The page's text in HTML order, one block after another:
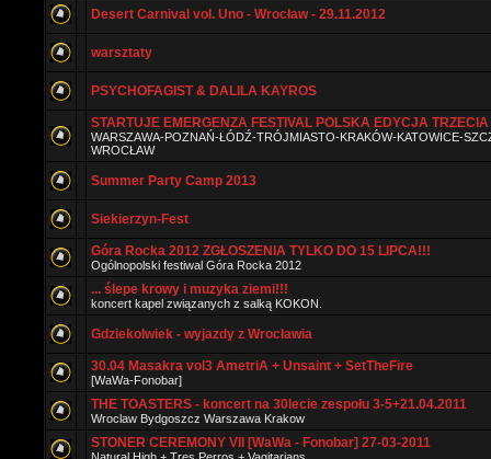
Desert Carnival vol. Uno - Wrocław - 29.11.2012
warsztaty
PSYCHOFAGIST & DALILA KAYROS
STARTUJE EMERGENZA FESTIVAL POLSKA EDYCJA
WARSZAWA-POZNAŃ-ŁÓDŹ-TRÓJMIASTO-KRAKÓW-KATOWICE-
WROCŁAW
Summer Party Camp 2013
Siekierzyn-Fest
Góra Rocka 2012 ZGŁOSZENIA TYLKO DO 15 LIPCA!!!
Ogólnopolski festiwal Góra Rocka 2012
... ślepe krowy i muzyka ziemi!!!
koncert kapel związanych z salką KOKON.
Gdziekolwiek - wyjazdy z Wrocławia
30.04 Masakra vol3 AmetriA + Unsaint + SetTheFire
[WaWa-Fonobar]
THE TOASTERS - koncert na 30lecie zespołu 3-5+21.04.2011
Wroclaw Bydgoszcz Warszawa Krakow
STONER CEREMONY VII [WaWa - Fonobar] 27-03-2011